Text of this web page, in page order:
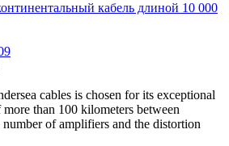
кабель длиной 10 000
cables is chosen for its exceptional
than 100 kilometers between
of amplifiers and the distortion